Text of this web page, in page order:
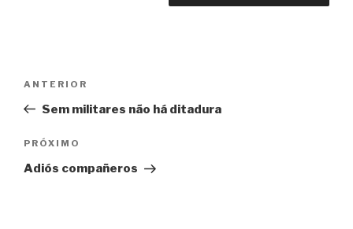
Post
Anterior
ANTERIOR
Sem militares não há ditadura
Próximo
PRÓXIMO
Adiós compañeros